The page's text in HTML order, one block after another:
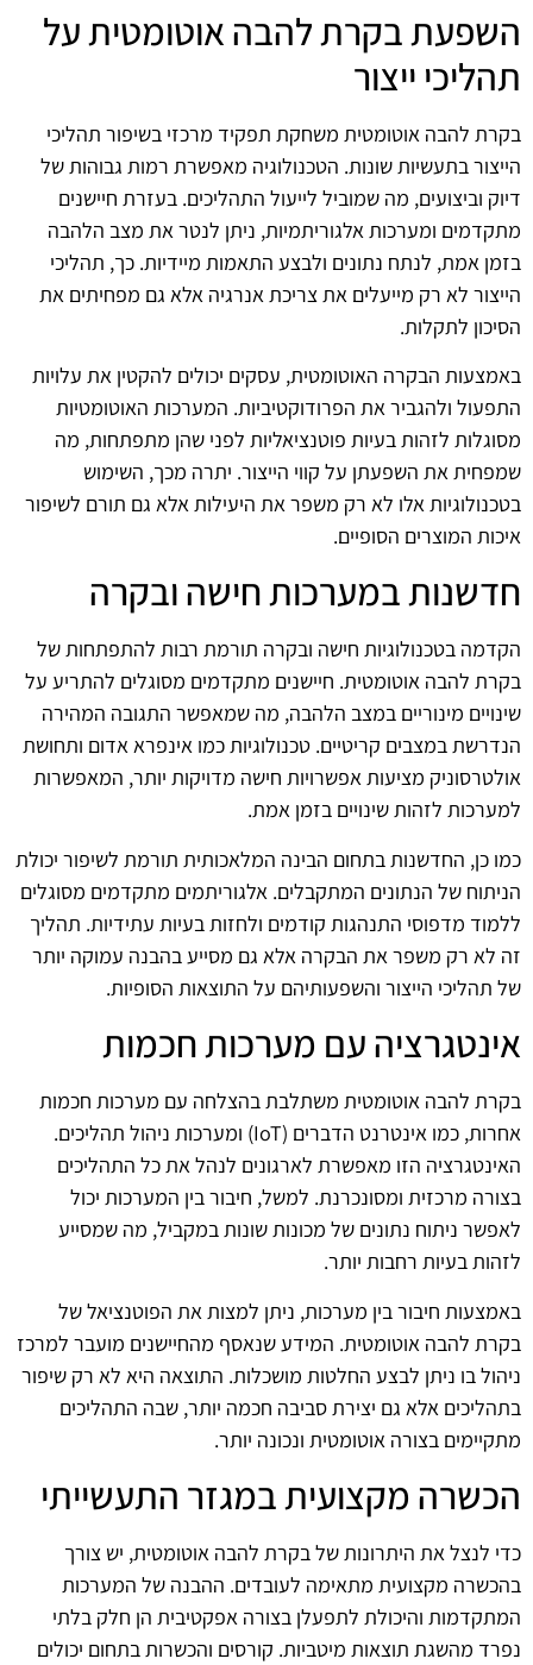
השפעת בקרת להבה אוטומטית על
תהליכי ייצור
בקרת להבה אוטומטית משחקת תפקיד מרכזי בשיפור תהליכי
הייצור בתעשיות שונות. הטכנולוגיה מאפשרת רמות גבוהות של
דיוק וביצועים, מה שמוביל לייעול התהליכים. בעזרת חיישנים
מתקדמים ומערכות אלגוריתמיות, ניתן לנטר את מצב הלהבה
בזמן אמת, לנתח נתונים ולבצע התאמות מיידיות. כך, תהליכי
הייצור לא רק מייעלים את צריכת אנרגיה אלא גם מפחיתים את
הסיכון לתקלות.
באמצעות הבקרה האוטומטית, עסקים יכולים להקטין את עלויות
התפעול ולהגביר את הפרודוקטיביות. המערכות האוטומטיות
מסוגלות לזהות בעיות פוטנציאליות לפני שהן מתפתחות, מה
שמפחית את השפעתן על קווי הייצור. יתרה מכך, השימוש
בטכנולוגיות אלו לא רק משפר את היעילות אלא גם תורם לשיפור
איכות המוצרים הסופיים.
חדשנות במערכות חישה ובקרה
הקדמה בטכנולוגיות חישה ובקרה תורמת רבות להתפתחות של
בקרת להבה אוטומטית. חיישנים מתקדמים מסוגלים להתריע על
שינויים מינוריים במצב הלהבה, מה שמאפשר התגובה המהירה
הנדרשת במצבים קריטיים. טכנולוגיות כמו אינפרא אדום ותחושת
אולטרסוניק מציעות אפשרויות חישה מדויקות יותר, המאפשרות
למערכות לזהות שינויים בזמן אמת.
כמו כן, החדשנות בתחום הבינה המלאכותית תורמת לשיפור יכולת
הניתוח של הנתונים המתקבלים. אלגוריתמים מתקדמים מסוגלים
ללמוד מדפוסי התנהגות קודמים ולחזות בעיות עתידיות. תהליך
זה לא רק משפר את הבקרה אלא גם מסייע בהבנה עמוקה יותר
של תהליכי הייצור והשפעותיהם על התוצאות הסופיות.
אינטגרציה עם מערכות חכמות
בקרת להבה אוטומטית משתלבת בהצלחה עם מערכות חכמות
אחרות, כמו אינטרנט הדברים (IoT) ומערכות ניהול תהליכים.
האינטגרציה הזו מאפשרת לארגונים לנהל את כל התהליכים
בצורה מרכזית ומסונכרנת. למשל, חיבור בין המערכות יכול
לאפשר ניתוח נתונים של מכונות שונות במקביל, מה שמסייע
לזהות בעיות רחבות יותר.
באמצעות חיבור בין מערכות, ניתן למצות את הפוטנציאל של
בקרת להבה אוטומטית. המידע שנאסף מהחיישנים מועבר למרכז
ניהול בו ניתן לבצע החלטות מושכלות. התוצאה היא לא רק שיפור
בתהליכים אלא גם יצירת סביבה חכמה יותר, שבה התהליכים
מתקיימים בצורה אוטומטית ונכונה יותר.
הכשרה מקצועית במגזר התעשייתי
כדי לנצל את היתרונות של בקרת להבה אוטומטית, יש צורך
בהכשרה מקצועית מתאימה לעובדים. ההבנה של המערכות
המתקדמות והיכולת לתפעלן בצורה אפקטיבית הן חלק בלתי
נפרד מהשגת תוצאות מיטביות. קורסים והכשרות בתחום יכולים